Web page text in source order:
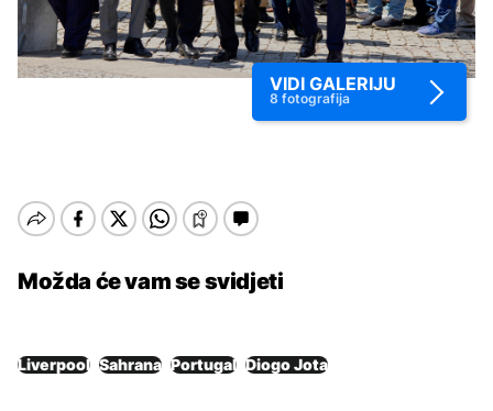
VIDI GALERIJU
8 fotografija
Možda će vam se svidjeti
Liverpool Sahrana Portugal Diogo Jota